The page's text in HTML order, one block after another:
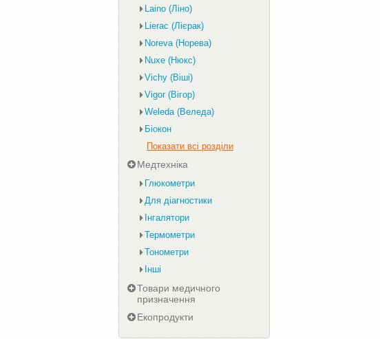
Laino (Ліно)
Lierac (Лієрак)
Noreva (Норева)
Nuxe (Нюкс)
Vichy (Віші)
Vigor (Вігор)
Weleda (Веледа)
Біокон
Показати всі розділи
Медтехніка
Глюкометри
Для діагностики
Інгалятори
Термометри
Тонометри
Інші
Товари медичного
призначення
Екопродукти